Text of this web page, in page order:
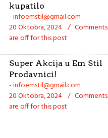
kupatilo
- infoemstil@gmail.com
20 Oktobra, 2024 / Comments
are off for this post
Super Akcija u Em Stil
Prodavnici!
- infoemstil@gmail.com
20 Oktobra, 2024 / Comments
are off for this post